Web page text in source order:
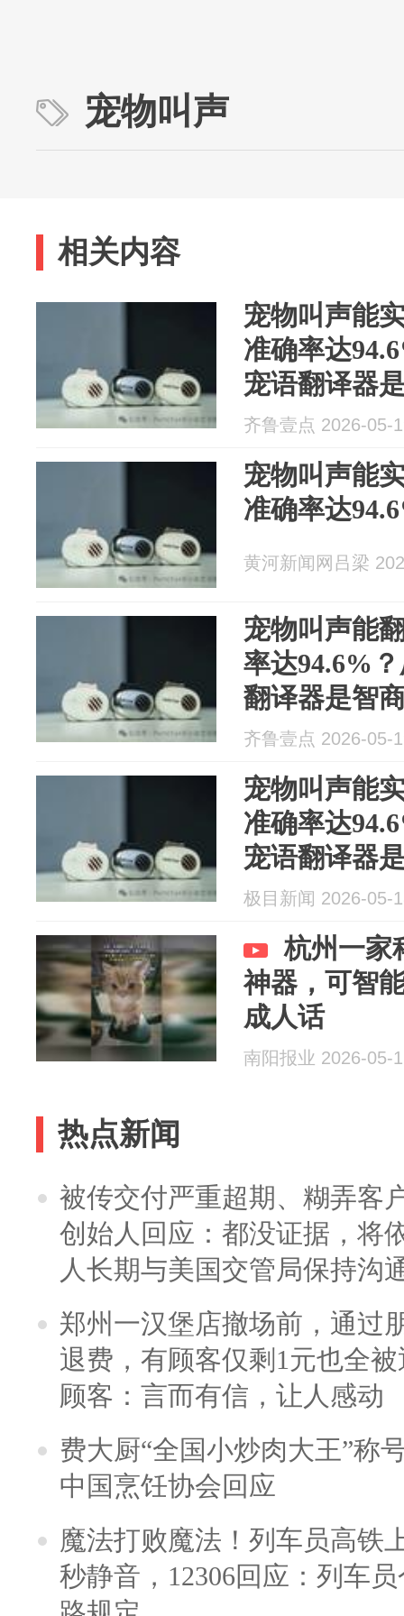
宠物叫声
相关内容
宠物叫声能
准确率达
宠语翻译器
士：持观望
齐鲁壹点 2026-05-
宠物叫声能
准确率达
黄河新闻网吕梁
宠物叫声能
率达94.6%
翻译器是智
齐鲁壹点 2026-05-
宠物叫声能
准确率达
宠语翻译器
士：持观望
极目新闻 2026-05-
杭州一家
神器，可智
成人话
南阳报业 2026-05-
热点新闻
被传交付严重超期、糊弄客
创始人回应：都没证据，将
人长期与美国交管局保持沟
郑州一汉堡店撤场前，通过
退费，有顾客仅剩1元也全
顾客：言而有信，让人感动
费大厨“全国小炒肉大王”称
中国烹饪协会回应
魔法打败魔法！列车员高铁
秒静音，12306回应：列车